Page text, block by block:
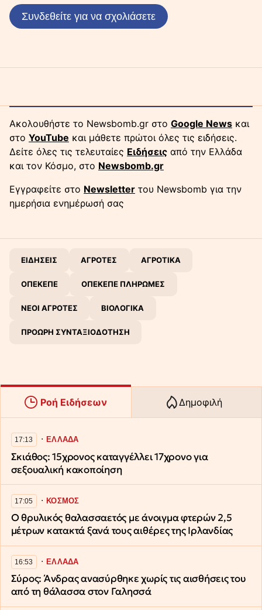
Συνδεθείτε για να σχολιάσετε
Ακολουθήστε το Newsbomb.gr στο Google News και
στο YouTube και μάθετε πρώτοι όλες τις ειδήσεις.
Δείτε όλες τις τελευταίες Ειδήσεις από την Ελλάδα
και τον Κόσμο, στο Newsbomb.gr
Εγγραφείτε στο Newsletter του Newsbomb για την
ημερήσια ενημέρωσή σας
ΕΙΔΗΣΕΙΣ ΑΓΡΟΤΕΣ ΑΓΡΟΤΙΚΑ
ΟΠΕΚΕΠΕ ΟΠΕΚΕΠΕ ΠΛΗΡΩΜΕΣ
ΝΕΟΙ ΑΓΡΟΤΕΣ ΒΙΟΛΟΓΙΚΑ
ΠΡΟΩΡΗ ΣΥΝΤΑΞΙΟΔΟΤΗΣΗ
Ροή Ειδήσεων Δημοφιλή
17:13 ∙ΕΛΛΑΔΑ
Σκιάθος: 15χρονος καταγγέλλει 17χρονο για
σεξουαλική κακοποίηση
17:05 ∙ΚΟΣΜΟΣ
Ο θρυλικός θαλασσαετός με άνοιγμα φτερών 2,5
μέτρων κατακτά ξανά τους αιθέρες της Ιρλανδίας
16:53 ∙ΕΛΛΑΔΑ
Σύρος: Άνδρας ανασύρθηκε χωρίς τις αισθήσεις του
από τη θάλασσα στον Γαλησσά